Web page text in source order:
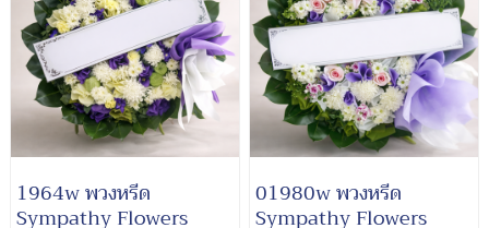
1964w พวงหรีด
Sympathy​ Flowers
01980w พวงหรีด​
Sympathy​ Flowers